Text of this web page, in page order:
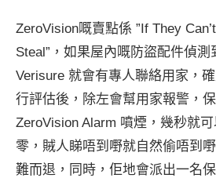
ZeroVision嘅賣點係 ”If They
Steal”，如果屋內嘅防盜配件偵測
Verisure 就會有專人聯絡用家，
行評估後，除左會幫用家報警，
ZeroVision Alarm 噴煙，幾秒就
零，賊人睇唔到嘢就自然偷唔到
難而退，同時，佢地會派出一名